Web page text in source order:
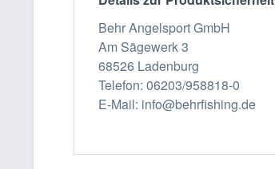
Behr Angelsport GmbH
Am Sägewerk 3
68526 Ladenburg
Telefon: 06203/958818-0
E-Mail: info@behrfishing.de